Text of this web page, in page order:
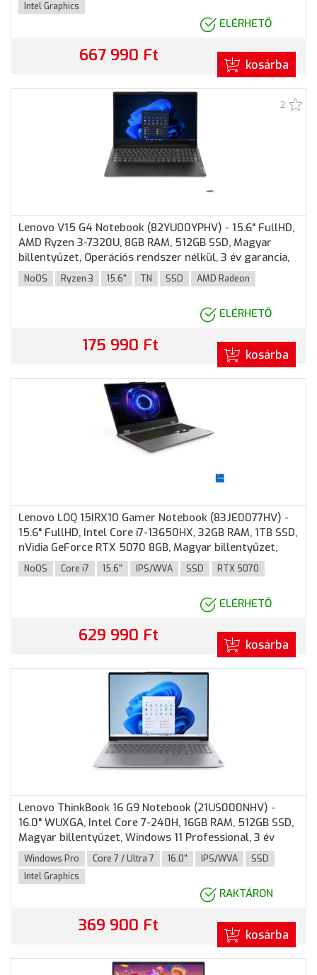
Intel Graphics
ELÉRHETŐ
667 990 Ft kosárba
2
Lenovo V15 G4 Notebook (82YU00YPHV) - 15.6" FullHD,
AMD Ryzen 3-7320U, 8GB RAM, 512GB SSD, Magyar
billentyűzet, Operációs rendszer nélkül, 3 év garancia,
Fekete színben
NoOS Ryzen 3 15.6" TN SSD AMD Radeon
ELÉRHETŐ
175 990 Ft kosárba
Lenovo LOQ 15IRX10 Gamer Notebook (83JE0077HV) -
15.6" FullHD, Intel Core i7-13650HX, 32GB RAM, 1TB SSD,
nVidia GeForce RTX 5070 8GB, Magyar billentyűzet,
Operációs rendszer nélkül, 3 év garancia, Szürke
színben
NoOS Core i7 15.6" IPS/WVA SSD RTX 5070
ELÉRHETŐ
629 990 Ft kosárba
Lenovo ThinkBook 16 G9 Notebook (21US000NHV) -
16.0" WUXGA, Intel Core 7-240H, 16GB RAM, 512GB SSD,
Magyar billentyűzet, Windows 11 Professional, 3 év
garancia, Szürke színben
Windows Pro Core 7 / Ultra 7 16.0" IPS/WVA
SSD
Intel Graphics
RAKTÁRON
369 900 Ft kosárba